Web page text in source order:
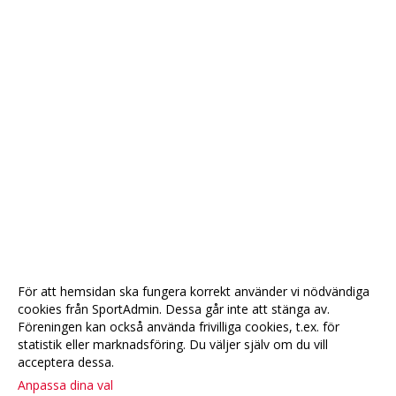
För att hemsidan ska fungera korrekt använder vi nödvändiga
cookies från SportAdmin. Dessa går inte att stänga av.
Föreningen kan också använda frivilliga cookies, t.ex. för
statistik eller marknadsföring. Du väljer själv om du vill
acceptera dessa.
Anpassa dina val